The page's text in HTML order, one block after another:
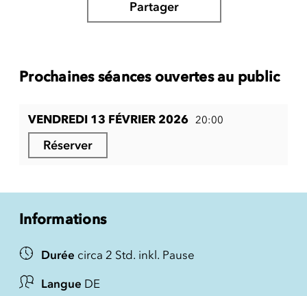
Partager
Prochaines séances ouvertes au public
VENDREDI 13 FÉVRIER 2026 20:00
Réserver
Informations
Durée circa 2 Std. inkl. Pause
Langue DE